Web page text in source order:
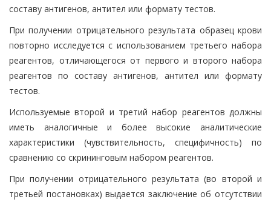
составу антигенов, антител или формату тестов.
При получении отрицательного результата образец крови
повторно исследуется с использованием третьего набора
реагентов, отличающегося от первого и второго набора
реагентов по составу антигенов, антител или формату
тестов.
Используемые второй и третий набор реагентов должны
иметь аналогичные и более высокие аналитические
характеристики (чувствительность, специфичность) по
сравнению со скрининговым набором реагентов.
При получении отрицательного результата (во второй и
третьей постановках) выдается заключение об отсутствии